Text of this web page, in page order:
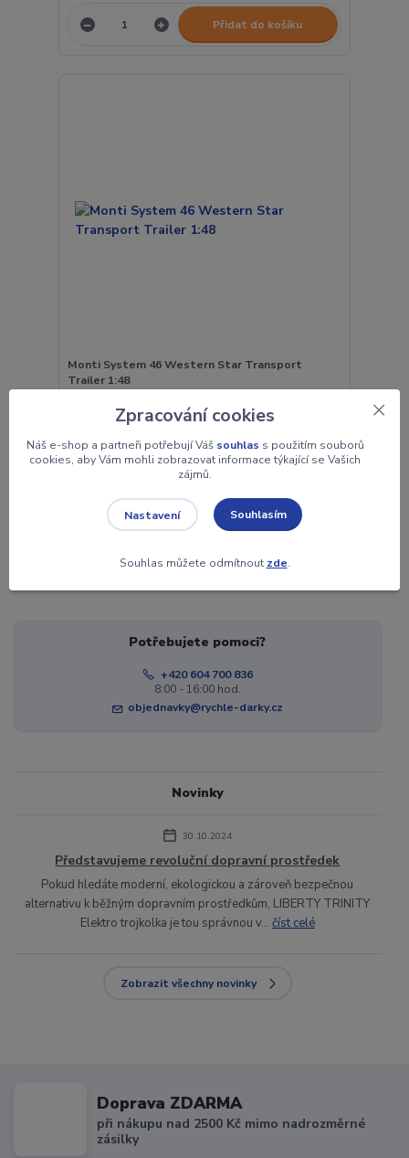
Přidat do košíku
Monti System 46 Western Star Transport
Trailer 1:48
Potřebujete pomoci?
+420 604 700 836
8:00 - 16:00 hod.
objednavky@rychle-darky.cz
Novinky
30.10.2024
Představujeme revoluční dopravní prostředek
Pokud hledáte moderní, ekologickou a zároveň bezpečnou
alternativu k běžným dopravním prostředkům, LIBERTY TRINITY
Elektro trojkolka je tou správnou v... číst celé
Zobrazit všechny novinky
Doprava ZDARMA
při nákupu nad 2500 Kč mimo nadrozměrné
zásilky
Zpracování cookies
Náš e-shop a partneři potřebují Váš souhlas s použitím souborů
cookies, aby Vám mohli zobrazovat informace týkající se Vašich
zájmů.
Nastavení Souhlasím
Souhlas můžete odmítnout zde.